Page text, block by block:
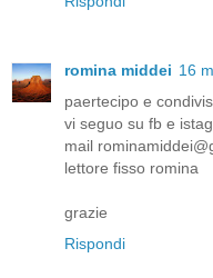
romina middei 16
paertecipo e
vi seguo su fb e
mail
lettore fisso romina
grazie
Rispondi